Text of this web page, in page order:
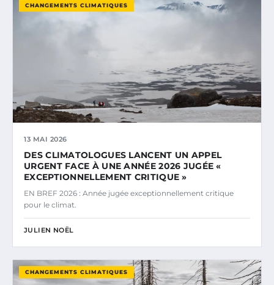
CHANGEMENTS CLIMATIQUES
13 MAI 2026
DES CLIMATOLOGUES LANCENT UN APPEL
URGENT FACE À UNE ANNÉE 2026 JUGÉE «
EXCEPTIONNELLEMENT CRITIQUE »
EN BREF 2026 : Année jugée exceptionnellement critique
pour le climat.
JULIEN NOËL
CHANGEMENTS CLIMATIQUES